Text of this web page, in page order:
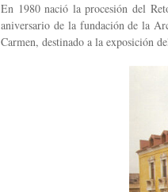
En 1980 nació la procesión del
aniversario de la fundación de la
Carmen, destinado a la exposición